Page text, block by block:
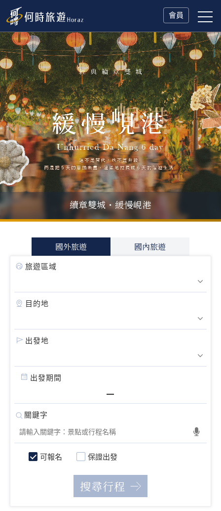
會員
父親節．限時特別企劃
一人旅行Solo Travel
山海雙享・北海道
冬日慢旅・奧捷德續章雙城・緩慢峴港
國外旅遊 國內旅遊
旅遊區域
目的地
出發地
出發期間
可報名 保證出發